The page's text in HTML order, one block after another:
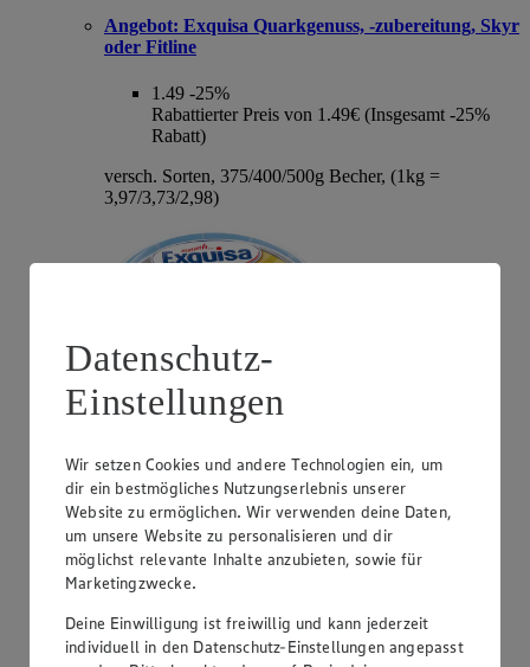
Angebot: Exquisa Quarkgenuss, -zubereitung, Skyr
oder Fitline
1.49 -25%
Rabattierter Preis von 1.49€ (Insgesamt -25%
Rabatt)
versch. Sorten, 375/400/500g Becher, (1kg =
3,97/3,73/2,98)
Angebot:Hochland Patros
1.79 -40%
Rabattierter Preis von 1.79€ (Insgesamt -40%
Rabatt)
griech. Weißkäse, versch. Sorten und Fettstufen,
140/150/180g Packung, (1kg = 12,79/11,93/9,94)
Datenschutz-
Einstellungen
Wir setzen Cookies und andere Technologien ein, um
dir ein bestmögliches Nutzungserlebnis unserer
Website zu ermöglichen. Wir verwenden deine Daten,
um unsere Website zu personalisieren und dir
möglichst relevante Inhalte anzubieten, sowie für
Marketingzwecke.
Deine Einwilligung ist freiwillig und kann jederzeit
individuell in den Datenschutz-Einstellungen angepasst